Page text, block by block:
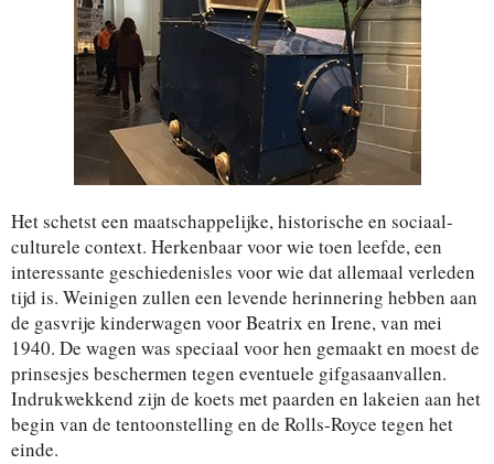
Het schetst een maatschappelijke, historische en sociaal-
culturele context. Herkenbaar voor wie toen leefde, een
interessante geschiedenisles voor wie dat allemaal verleden
tijd is. Weinigen zullen een levende herinnering hebben aan
de gasvrije kinderwagen voor Beatrix en Irene, van mei
1940. De wagen was speciaal voor hen gemaakt en moest de
prinsesjes beschermen tegen eventuele gifgasaanvallen.
Indrukwekkend zijn de koets met paarden en lakeien aan het
begin van de tentoonstelling en de Rolls-Royce tegen het
einde.